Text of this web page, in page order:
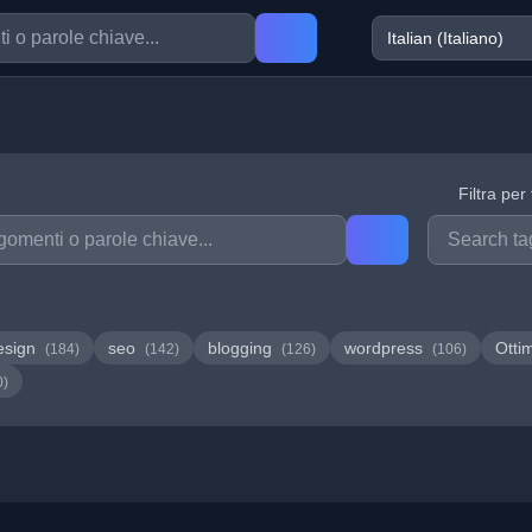
Filtra per
(184) seo (142) blogging (126) wordpress (106)